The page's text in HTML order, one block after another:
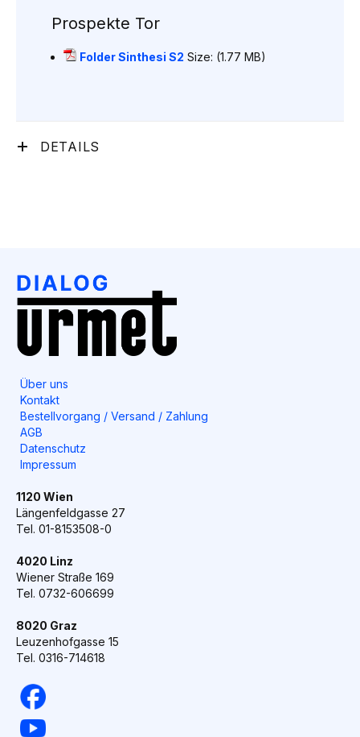
Prospekte Tor
Folder Sinthesi S2 Size: (1.77 MB)
DETAILS
Über uns
Kontakt
Bestellvorgang / Versand / Zahlung
AGB
Datenschutz
Impressum
1120 Wien
Längenfeldgasse 27
Tel. 01-8153508-0
4020 Linz
Wiener Straße 169
Tel. 0732-606699
8020 Graz
Leuzenhofgasse 15
Tel. 0316-714618